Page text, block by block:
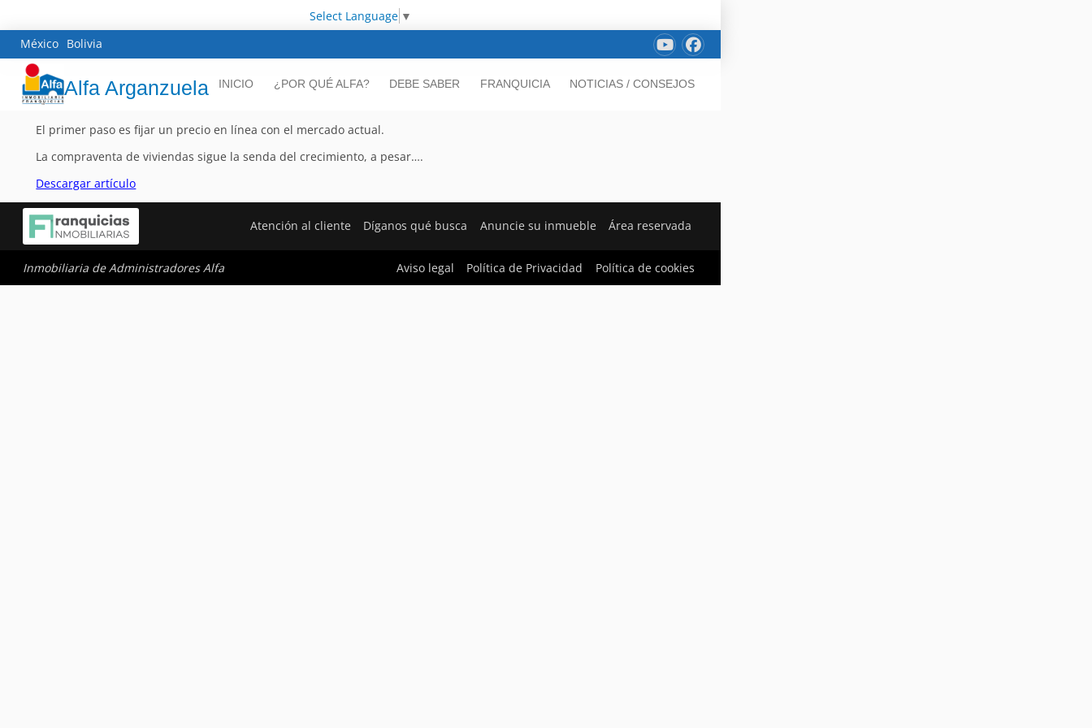
Select Language ▼
México Bolivia
Alfa Arganzuela INICIO ¿POR QUÉ ALFA? DEBE SABER FRANQUICIA NOTICIAS / CONSEJOS
El primer paso es fijar un precio en línea con el mercado actual.
La compraventa de viviendas sigue la senda del crecimiento, a pesar….
Descargar artículo
Atención al cliente Díganos qué busca Anuncie su inmueble Área reservada
Inmobiliaria de Administradores Alfa Aviso legal Política de Privacidad Política de cookies